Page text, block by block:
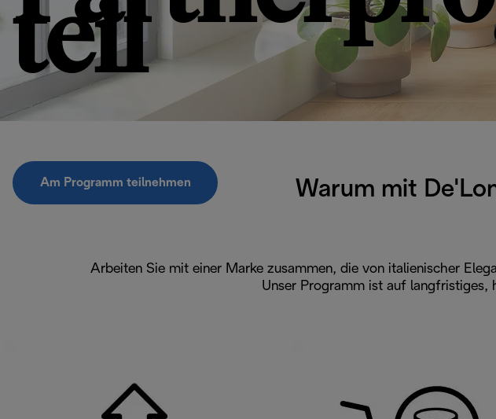
teil
Am Programm teilnehmen Warum mit
Arbeiten Sie mit einer Marke zusammen, die von italienischer
Unser Programm ist auf langfristiges,